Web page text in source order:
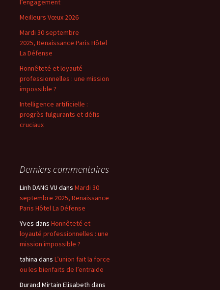
l’engagement
Meilleurs Vœux 2026
Mardi 30 septembre
2025, Renaissance Paris Hôtel
La Défense
Honnêteté et loyauté
professionnelles : une mission
impossible ?
Intelligence artificielle :
progrès fulgurants et défis
cruciaux
Derniers commentaires
Linh DANG VU dans Mardi 30
septembre 2025, Renaissance
Paris Hôtel La Défense
Yves dans Honnêteté et
loyauté professionnelles : une
mission impossible ?
tahina dans L’union fait la force
ou les bienfaits de l’entraide
Durand Mirtain Elisabeth dans